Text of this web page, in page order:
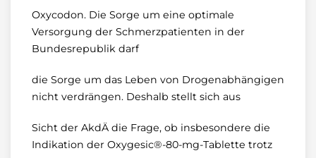
Oxycodon. Die Sorge um eine optimale
Versorgung der Schmerzpatienten in der
Bundesrepublik darf
die Sorge um das Leben von Drogenabhängigen
nicht verdrängen. Deshalb stellt sich aus
Sicht der AkdÄ die Frage, ob insbesondere die
Indikation der Oxygesic®-80-mg-Tablette trotz